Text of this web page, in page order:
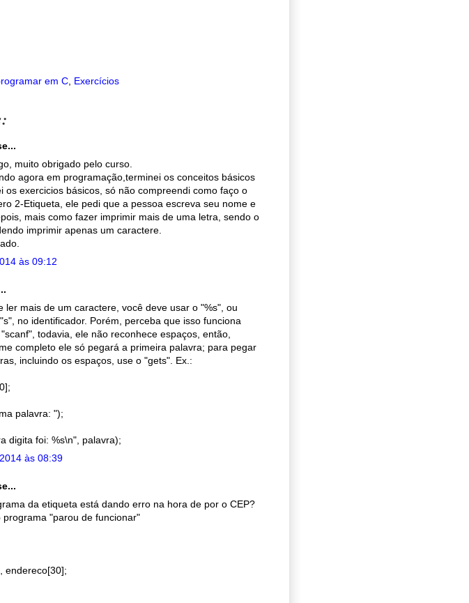
em C Exercícios
muito obrigado pelo curso.
agora em programação,terminei os conceitos básicos
os exercicios básicos, só não compreendi como faço o
2-Etiqueta, ele pedi que a pessoa escreva seu nome e
mais como fazer imprimir mais de uma letra, sendo o
imprimir apenas um caractere.
às 09:12
ler mais de um caractere, você deve usar o "%s", ou
no identificador. Porém, perceba que isso funciona
todavia, ele não reconhece espaços, então,
completo ele só pegará a primeira palavra; para pegar
incluindo os espaços, use o "gets". Ex.:
palavra: ");
digita foi: %s\n", palavra);
às 08:39
da etiqueta está dando erro na hora de por o CEP?
programa "parou de funcionar"
endereco[30];